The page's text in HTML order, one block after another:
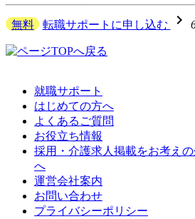
無料 転職サポートに申し込む navigate_next
就職サポート
はじめての方へ
よくあるご質問
お役立ち情報
採用・介護求人掲載をお考え
へ
運営会社案内
お問い合わせ
プライバシーポリシー